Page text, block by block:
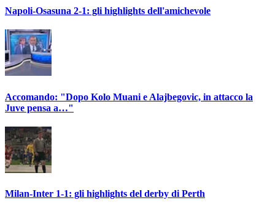
Napoli-Osasuna 2-1: gli highlights dell'amichevole
Accomando: "Dopo Kolo Muani e Alajbegovic, in attacco la
Juve pensa a…"
Milan-Inter 1-1: gli highlights del derby di Perth